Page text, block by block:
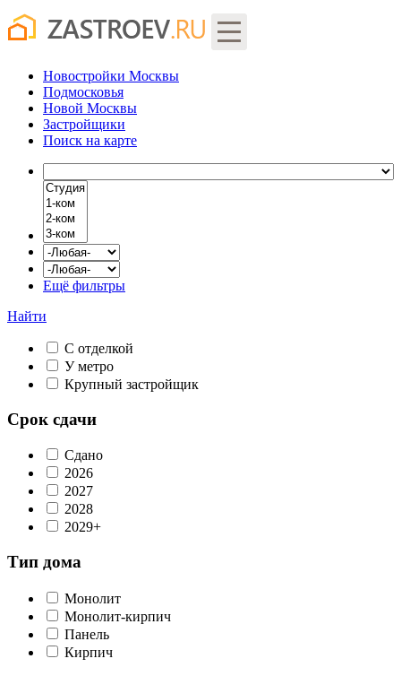
Новостройки Москвы
Подмосковья
Новой Москвы
Застройщики
Поиск на карте
Ещё фильтры
Найти
С отделкой
У метро
Крупный застройщик
Срок сдачи
Сдано
2026
2027
2028
2029+
Тип дома
Монолит
Монолит-кирпич
Панель
Кирпич